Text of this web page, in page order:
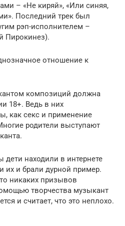
– «Не киряй», «Или синяя,
Последний трек был
рэп-исполнителем –
Пирокинез).
отношение к
композиций должна
18+. Ведь в них
как секс и применение
родители выступают
дети находили в интернете
их и брали дурной пример.
никаких призывов
творчества музыкант
и считает, что это неплохо.